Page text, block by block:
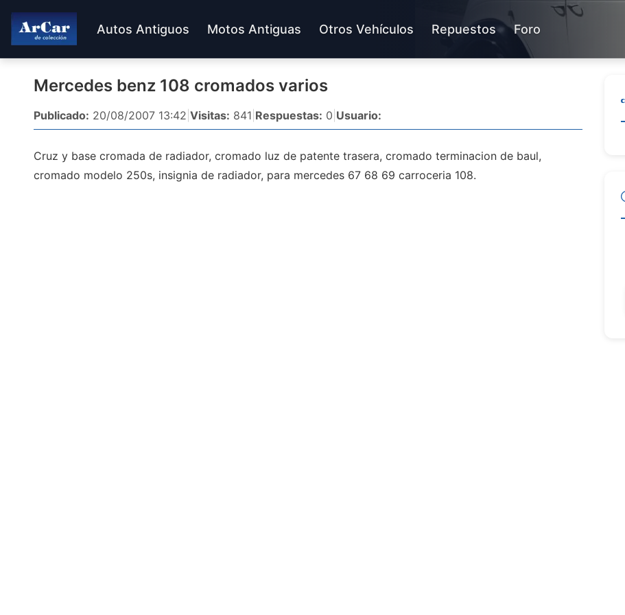
Autos Antiguos Motos Antiguas Otros Vehículos Repuestos Foro
Mercedes benz 108 cromados varios
Publicado: 20/08/2007 13:42 Visitas: 841 Respuestas: 0 Usuario:
Cruz y base cromada de radiador, cromado luz de patente trasera, cromado terminacion de baul,
cromado modelo 250s, insignia de radiador, para mercedes 67 68 69 carroceria 108.